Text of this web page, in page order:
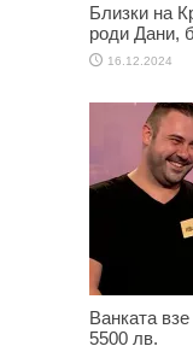
Близки на
роди Дани,
16.12.2024
Ванката
5500 лв.